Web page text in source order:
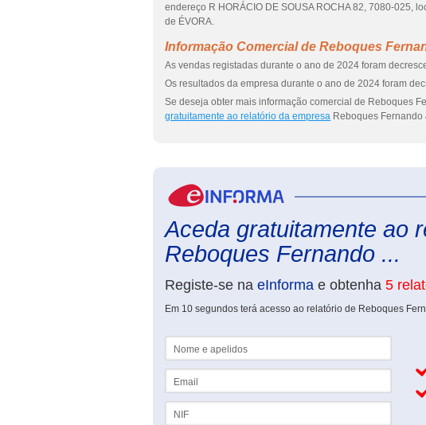
endereço R HORÁCIO DE SOUSA ROCHA 82, 7080-025,
de ÉVORA.
Informação Comercial de Reboques
As vendas registadas durante o ano de 2024 foram
Os resultados da empresa durante o ano de 2024 foram
Se deseja obter mais informação comercial de Reboques
gratuitamente ao relatório da empresa Reboques Fernando
Aceda gratuitamente ao
Reboques Fernando ...
Registe-se na eInforma e obtenha 5
Em 10 segundos terá acesso ao relatório de Reboques